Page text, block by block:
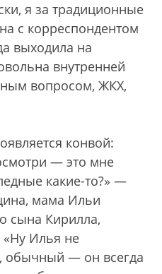
я за традиционные
с корреспондентом
выходила на
внутренней
вопросом, ЖКХ,
конвой:
— это мне
какие-то?» —
мама Ильи
сына Кирилла,
«Ну Илья не
обычный — он всегда